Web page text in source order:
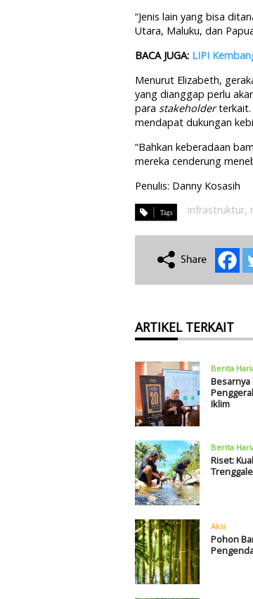
“Jenis lain yang bisa
Utara, Maluku, dan
BACA JUGA: LIPI
Menurut Elizabeth,
yang dianggap perlu
para stakeholderterkait.
mendapat dukungan
“Bahkan keberadaan
mereka cenderung
Penulis: Danny Kosasih
infrastruktur,
ARTIKEL TERKAIT
Berita
Iklim
Berita
Riset:
Aksi
Pohon